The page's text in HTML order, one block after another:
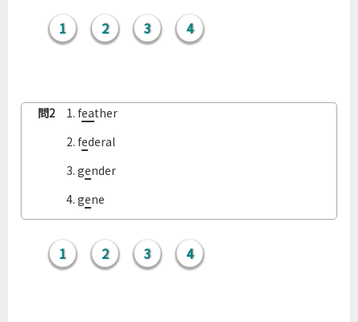
1 2 3 4
問2 1. feather
2. federal
3. gender
4. gene
1 2 3 4